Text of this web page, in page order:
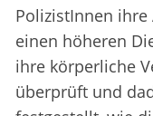
PolizistInnen
einen höheren
ihre körperliche
überprüft und